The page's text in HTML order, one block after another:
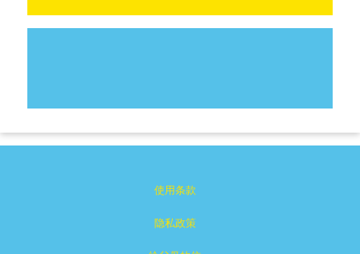
使用条款
隐私政策